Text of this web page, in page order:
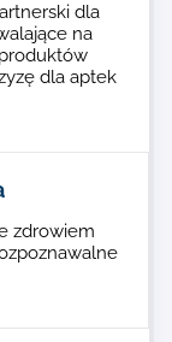
dla
na
dla aptek
zdrowiem